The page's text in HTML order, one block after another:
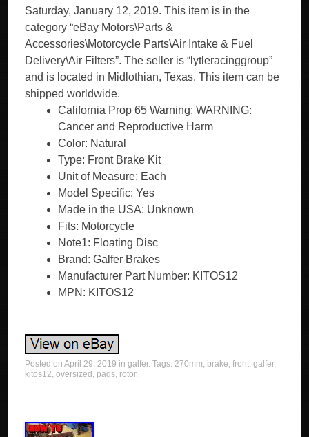
Saturday, January 12, 2019. This item is in the
category “eBay Motors\Parts &
Accessories\Motorcycle Parts\Air Intake & Fuel
Delivery\Air Filters”. The seller is “lytleracinggroup”
and is located in Midlothian, Texas. This item can be
shipped worldwide.
California Prop 65 Warning: WARNING:
Cancer and Reproductive Harm
Color: Natural
Type: Front Brake Kit
Unit of Measure: Each
Model Specific: Yes
Made in the USA: Unknown
Fits: Motorcycle
Note1: Floating Disc
Brand: Galfer Brakes
Manufacturer Part Number: KITOS12
MPN: KITOS12
Posted onApril 29, 2019 ingalfer. Tags:270mm, brake,front,galfer,
kitos12,oversized , pads, rotor.